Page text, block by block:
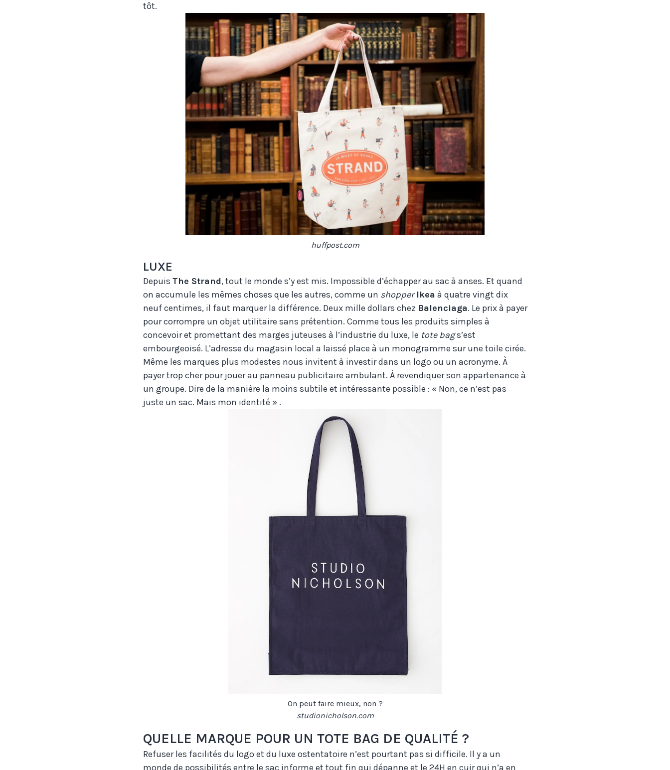
tôt.
huffpost.com
LUXE
Depuis The Strand, tout le monde s’y est mis. Impossible d’échapper au sac à anses. Et quand
on accumule les mêmes choses que les autres, comme un shopper Ikea à quatre vingt dix
neuf centimes, il faut marquer la différence. Deux mille dollars chez Balenciaga. Le prix à payer
pour corrompre un objet utilitaire sans prétention. Comme tous les produits simples à
concevoir et promettant des marges juteuses à l’industrie du luxe, le tote bags’est
embourgeoisé. L’adresse du magasin local a laissé place à un monogramme sur une toile cirée.
Même les marques plus modestes nous invitent à investir dans un logo ou un acronyme. À
payer trop cher pour jouer au panneau publicitaire ambulant. À revendiquer son appartenance à
un groupe. Dire de la manière la moins subtile et intéressante possible : « Non, ce n’est pas
juste un sac. Mais mon identité » .
On peut faire mieux, non ?
studionicholson.com
QUELLE MARQUE POUR UN TOTE BAG DE QUALITÉ ?
Refuser les facilités du logo et du luxe ostentatoire n’est pourtant pas si difficile. Il y a un
monde de possibilités entre le sac informe et tout fin qui dépanne et le 24H en cuir qui n’a en